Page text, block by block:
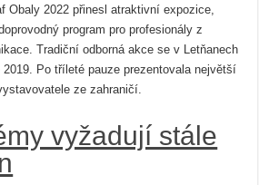
Obaly 2022 přinesl atraktivní expozice,
program pro profesionály z
Tradiční odborná akce se v Letňanech
Po tříleté pauze prezentovala největší
ze zahraničí.
vyžadují stále